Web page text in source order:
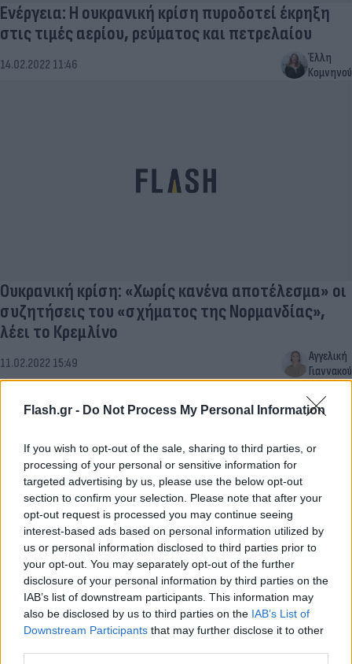
Flash.gr - Do Not Process My Personal Information
If you wish to opt-out of the sale, sharing to third parties, or
processing of your personal or sensitive information for
targeted advertising by us, please use the below opt-out
section to confirm your selection. Please note that after your
opt-out request is processed you may continue seeing
interest-based ads based on personal information utilized by
us or personal information disclosed to third parties prior to
your opt-out. You may separately opt-out of the further
disclosure of your personal information by third parties on the
IAB’s list of downstream participants. This information may
also be disclosed by us to third parties on the IAB’s List of
Downstream Participants that may further disclose it to other
Ενέργεια: Η ουκρανική κρίση πυροδοτεί έκρηξη
στις τιμές αερίου, ρεύματος και πετρελαίου
14.02.2022 11:46
Έλλη
Κομνηνού
Ουκρανική κρίση: «Χωρίς κανένα αποτέλεσμα» οι
συζητήσεις του «σχήματος της Νορμανδίας»,
λέει το Κρεμλίνο
11.02.2022 15:49
Αγγελική
Γιαννακού